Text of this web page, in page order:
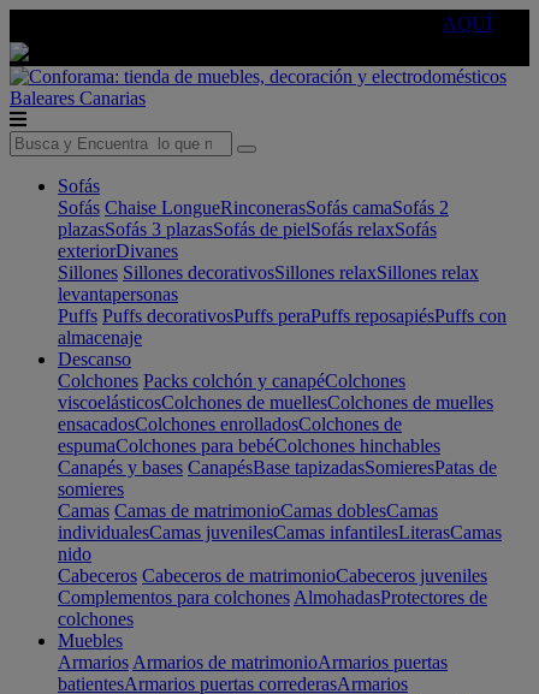
AQUÍ
Baleares Canarias
Sofás
Sofás Chaise LongueRinconerasSofás camaSofás 2
plazasSofás 3 plazasSofás de pielSofás relaxSofás
exteriorDivanes
Sillones Sillones decorativosSillones relaxSillones relax
levantapersonas
Puffs Puffs decorativosPuffs peraPuffs reposapiésPuffs con
almacenaje
Descanso
Colchones Packs colchón y canapéColchones
viscoelásticosColchones de muellesColchones de muelles
ensacadosColchones enrolladosColchones de
espumaColchones para bebéColchones hinchables
Canapés y bases CanapésBase tapizadasSomieresPatas de
somieres
Camas Camas de matrimonioCamas doblesCamas
individualesCamas juvenilesCamas infantilesLiterasCamas
nido
Cabeceros Cabeceros de matrimonioCabeceros juveniles
Complementos para colchones AlmohadasProtectores de
colchones
Muebles
Armarios Armarios de matrimonioArmarios puertas
batientesArmarios puertas correderasArmarios